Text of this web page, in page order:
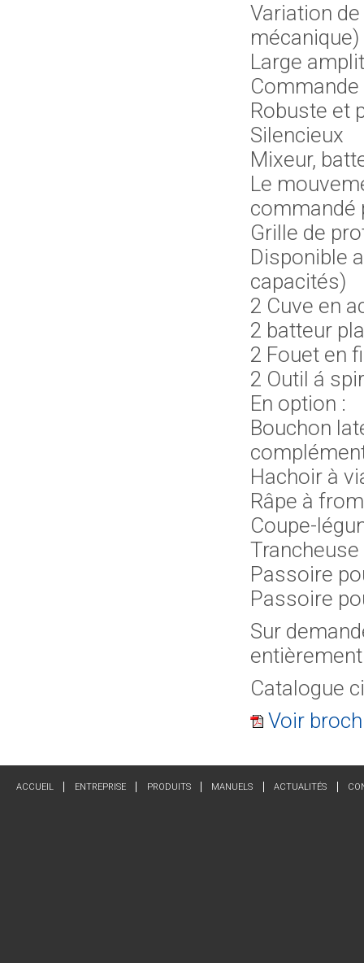
Variation
mécanique)
Large
Robuste et
Silencieux
Mixeur,
Le
commandé
Grille de
Disponible
capacités)
2 Cuve en
2 batteur
2 Fouet en
2 Outil á
En option :
Bouchon
Hachoir à
Râpe à
Coupe-
Passoire
Passoire
Sur
Catalogue
Voir
ACCUEIL ENTREPRISE PRODUITS MANUELS ACTUALITÉS